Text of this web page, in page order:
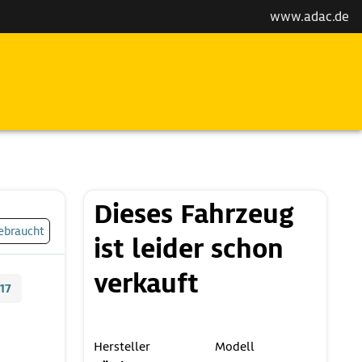
www.adac.de
Dieses Fahrzeug
ist leider schon
verkauft
Hersteller
Modell